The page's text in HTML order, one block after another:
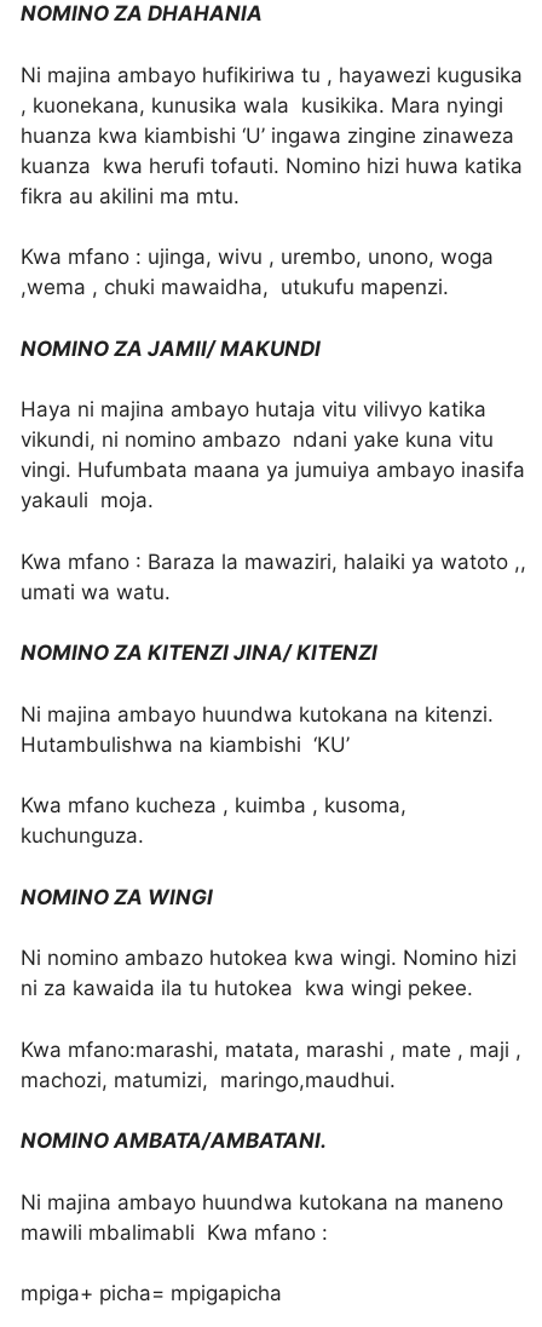
NOMINO ZA DHAHANIA
Ni majina ambayo hufikiriwa tu , hayawezi kugusika
, kuonekana, kunusika wala kusikika. Mara nyingi
huanza kwa kiambishi ‘U’ ingawa zingine zinaweza
kuanza kwa herufi tofauti. Nomino hizi huwa katika
fikra au akilini ma mtu.
Kwa mfano : ujinga, wivu , urembo, unono, woga
,wema , chuki mawaidha, utukufu mapenzi.
NOMINO ZA JAMII/ MAKUNDI
Haya ni majina ambayo hutaja vitu vilivyo katika
vikundi, ni nomino ambazo ndani yake kuna vitu
vingi. Hufumbata maana ya jumuiya ambayo inasifa
yakauli moja.
Kwa mfano : Baraza la mawaziri, halaiki ya watoto ,,
umati wa watu.
NOMINO ZA KITENZI JINA/ KITENZI
Ni majina ambayo huundwa kutokana na kitenzi.
Hutambulishwa na kiambishi ‘KU’
Kwa mfano kucheza , kuimba , kusoma,
kuchunguza.
NOMINO ZA WINGI
Ni nomino ambazo hutokea kwa wingi. Nomino hizi
ni za kawaida ila tu hutokea kwa wingi pekee.
Kwa mfano:marashi, matata, marashi , mate , maji ,
machozi, matumizi, maringo,maudhui.
NOMINO AMBATA/AMBATANI.
Ni majina ambayo huundwa kutokana na maneno
mawili mbalimabli Kwa mfano :
mpiga+ picha= mpigapicha